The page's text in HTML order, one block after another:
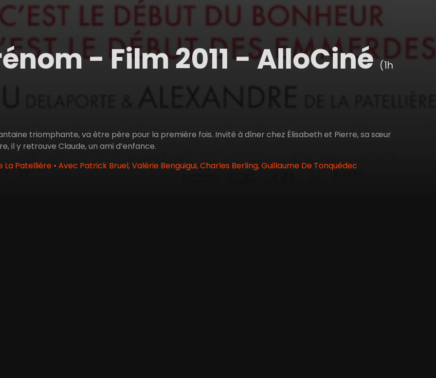
- Film 2011 - AlloCiné(1h
triomphante, va être père pour la première fois. Invité à dîner chez Élisabeth et Pierre, sa sœur
il y retrouve Claude, un ami d’enfance.
La Patellière • Avec Patrick Bruel, Valérie Benguigui, Charles Berling, Guillaume De Tonquédec